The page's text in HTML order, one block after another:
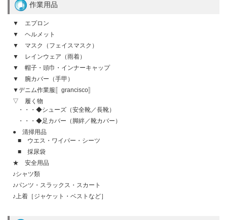
作業用品
▼ エプロン
▼ ヘルメット
▼ マスク（フェイスマスク）
▼ レインウェア（雨着）
▼ 帽子・頭巾・インナーキャップ
▼ 腕カバー（手甲）
▼デニム作業服〚grancisco〛
▽ 履く物
・・・◆シューズ（安全靴／長靴）
・・・◆足カバー（脚絆／靴カバー）
● 清掃用品
■ ウエス・ワイパー・シーツ
■ 採尿袋
★ 安全用品
♪シャツ類
♪パンツ・スラックス・スカート
♪上着［ジャケット・ベストなど］